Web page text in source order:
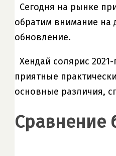
Сегодня на рынке
обратим внимание на
обновление.
Хендай солярис
приятные
основные различия,
Сравнение